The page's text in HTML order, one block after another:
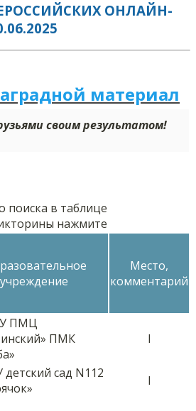
ОНЛАЙН-
материал
своим результатом!
поиска в таблице
нажмите
учреждение
Место,
комментарий
ПМЦ
ПМК
I
сад N112
I